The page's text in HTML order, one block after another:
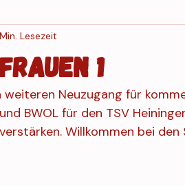
Männer
Frauen 1
Lesezeit
Neuzugang für
BWOL für den TSV
Willkommen bei den